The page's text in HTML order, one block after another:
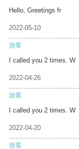
Hello, Greetings fr
2022-05-10
游客
I called you 2 times. W
2022-04-26
游客
I called you 2 times. W
2022-04-20
游客